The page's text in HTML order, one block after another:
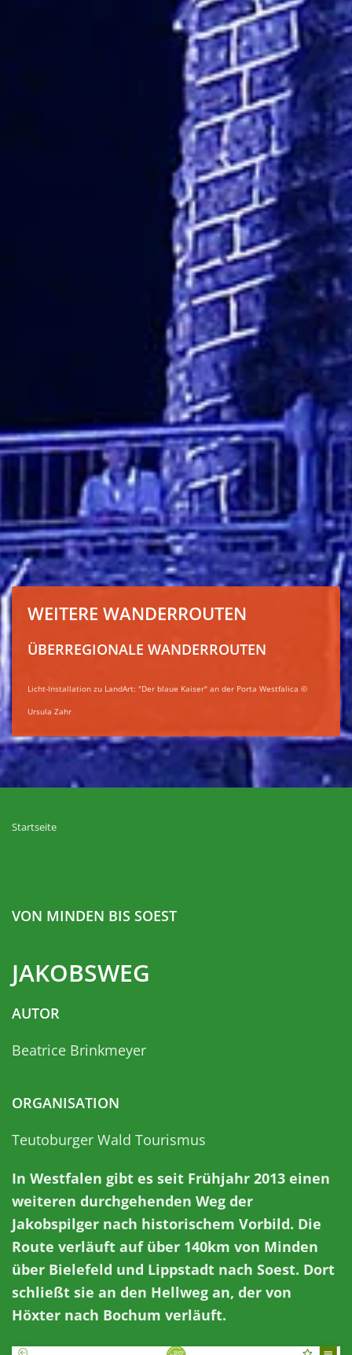
WEITERE WANDERROUTEN
ÜBERREGIONALE WANDERROUTEN
Licht-Installation zu LandArt: "Der blaue Kaiser" an der Porta Westfalica ©
Ursula Zahr
Startseite
VON MINDEN BIS SOEST
JAKOBSWEG
AUTOR
Beatrice Brinkmeyer
ORGANISATION
Teutoburger Wald Tourismus
In Westfalen gibt es seit Frühjahr 2013 einen
weiteren durchgehenden Weg der
Jakobspilger nach historischem Vorbild. Die
Route verläuft auf über 140km von Minden
über Bielefeld und Lippstadt nach Soest. Dort
schließt sie an den Hellweg an, der von
Höxter nach Bochum verläuft.